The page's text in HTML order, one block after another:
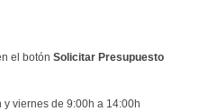
el botón Solicitar Presupuesto
viernes de 9:00h a 14:00h